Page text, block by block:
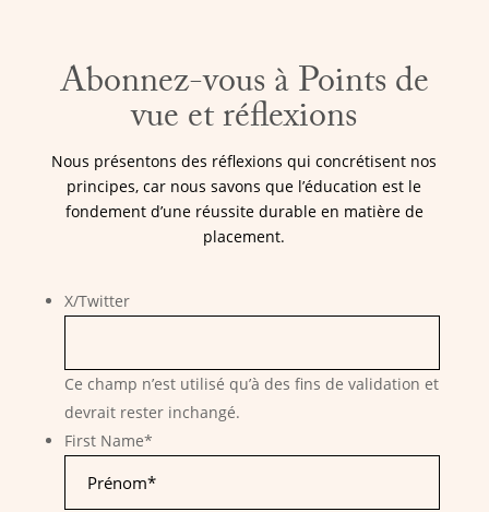
Abonnez-vous à Points de
vue et réflexions
Nous présentons des réflexions qui concrétisent nos
principes, car nous savons que l’éducation est le
fondement d’une réussite durable en matière de
placement.
X/Twitter
Ce champ n’est utilisé qu’à des fins de validation et
devrait rester inchangé.
First Name*